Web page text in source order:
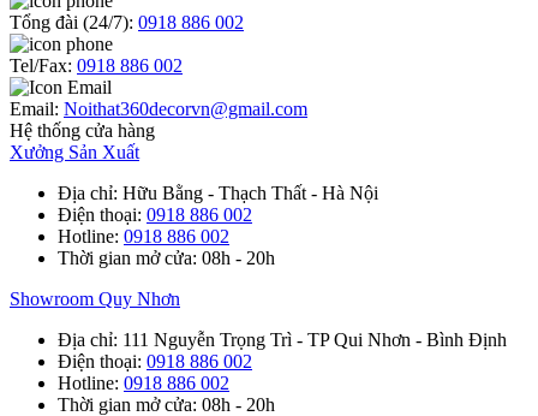
Tổng đài (24/7): 0918 886 002
Tel/Fax: 0918 886 002
Email: Noithat360decorvn@gmail.com
Hệ thống cửa hàng
Xưởng Sản Xuất
Địa chỉ: Hữu Bằng - Thạch Thất - Hà Nội
Điện thoại: 0918 886 002
Hotline: 0918 886 002
Thời gian mở cửa: 08h - 20h
Showroom Quy Nhơn
Địa chỉ: 111 Nguyễn Trọng Trì - TP Qui Nhơn - Bình Định
Điện thoại: 0918 886 002
Hotline: 0918 886 002
Thời gian mở cửa: 08h - 20h